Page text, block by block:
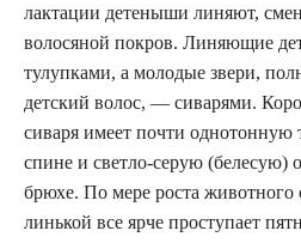
лактации детеныши линяют,
волосяной покров. Линяющие
тулупками, а молодые звери,
детский волос, — сиварями.
сиваря имеет почти однотонную
спине и светло-серую (белесую)
брюхе. По мере роста животного
линькой все ярче проступает